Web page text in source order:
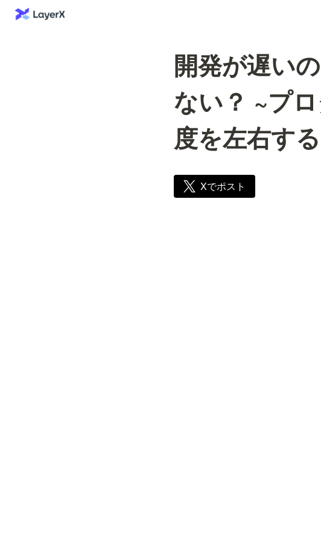
開発が遅い
ない？ ~プ
度を左右す
Xでポスト